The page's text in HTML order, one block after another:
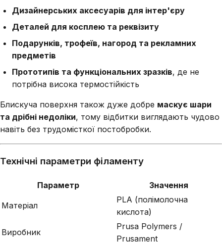
Дизайнерських аксесуарів для інтер'єру
Деталей для косплею та реквізиту
Подарунків, трофеїв, нагород та рекламних
предметів
Прототипів та функціональних зразків, де не
потрібна висока термостійкість
Блискуча поверхня також дуже добре маскує шари
та дрібні недоліки, тому відбитки виглядають чудово
навіть без трудомісткої постобробки.
Технічні параметри філаменту
Параметр Значення
Матеріал
PLA (полімолочна
кислота)
Виробник
Prusa Polymers /
Prusament